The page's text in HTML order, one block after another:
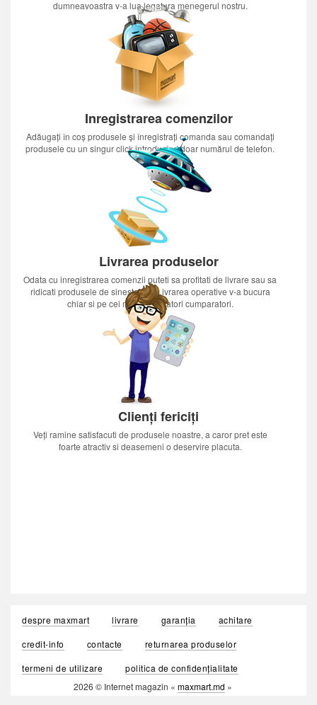
dumneavoastra v-a lua legatura menegerul nostru.
Inregistrarea comenzilor
Adăugați în coș produsele și înregistrați comanda sau comandați
produsele cu un singur click introducînd doar numărul de telefon.
Livrarea produselor
Odata cu inregistrarea comenzii puteti sa profitati de livrare sau sa
ridicati produsele de sinestatator.Livrarea operative v-a bucura
chiar si pe cei mai nerabdatori cumparatori.
Clienți fericiți
Veți ramine satisfacuti de produsele noastre, a caror pret este
foarte atractiv si deasemeni o deservire placuta.
despre maxmart livrare garanția
achitare
credit-info
contacte
returnarea produselor
termeni de utilizare
politica de confidențialitate
2026 © Internet magazin « maxmart.md »